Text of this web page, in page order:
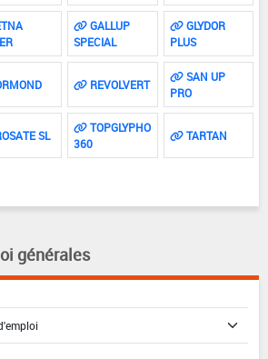
GALLUP
SPECIAL
GLYDOR
PLUS
REVOLVERT
SAN UP
PRO
SL
TOPGLYPHO
360
TARTAN
générales